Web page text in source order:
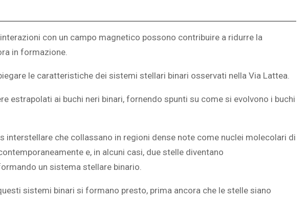
con un campo magnetico possono contribuire a ridurre la
in formazione.
le caratteristiche dei sistemi stellari binari osservati nella Via Lattea.
estrapolati ai buchi neri binari, fornendo spunti su come si evolvono i buchi
interstellare che collassano in regioni dense note come nuclei molecolari di
e, in alcuni casi, due stelle diventano
un sistema stellare binario.
sistemi binari si formano presto, prima ancora che le stelle siano